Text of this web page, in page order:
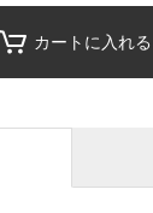
カートに入れる